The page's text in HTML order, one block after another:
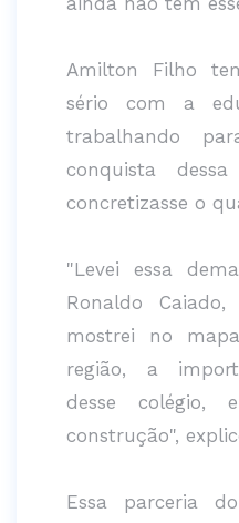
Amilton Filho
sério com a
trabalhando
conquista
concretizasse o
"Levei essa
Ronaldo
mostrei no
região, a
desse colégio,
construção",
Essa parceria